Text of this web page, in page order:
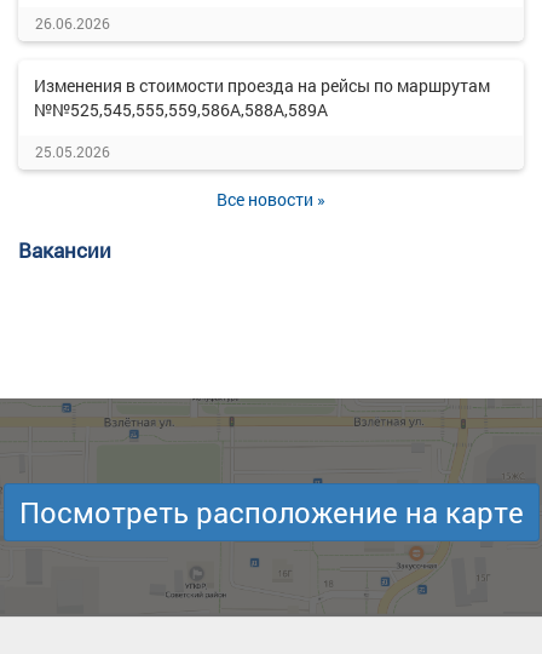
26.06.2026
Изменения в стоимости проезда на рейсы по маршрутам
№№525,545,555,559,586А,588А,589А
25.05.2026
Все новости »
Вакансии
Посмотреть расположение на карте